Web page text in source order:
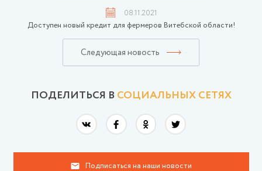
ПОДЕЛИТЬСЯ ВСОЦИАЛЬНЫХ СЕТЯХ
Подписаться на наши новости
08.11.2021
Доступен новый кредит для фермеров Витебской области!
Следующая новость